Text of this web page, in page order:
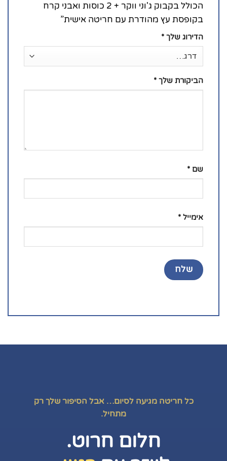
הכולל בקבוק ג'וני ווקר + 2 כוסות ואבני קרח
בקופסת עץ מהודרת עם חריטה אישית”
הדירוג שלך *
הביקורת שלך *
שם *
אימייל *
כל חריטה מגיעה לסיום… אבל הסיפור שלך רק
מתחיל.
חלום חרוט.